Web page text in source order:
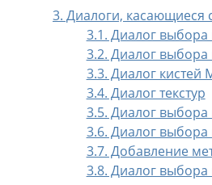
3. Диалоги,
3.1. Диалог
3.2. Диалог выбора
3.3. Диалог кистей
3.4. Диалог текстур
3.5. Диалог выбора
3.6. Диалог выбора
3.7. Добавление
3.8. Диалог